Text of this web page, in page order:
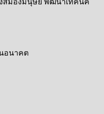
งสมองมนุษย์ พัฒนาเทคนิค
อนาคต